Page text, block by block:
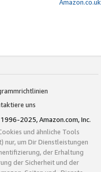
uns
2025, Amazon.com, Inc.
und ähnliche Tools
nur, um Dir Dienstleistungen
der Erhaltung
der Sicherheit und der